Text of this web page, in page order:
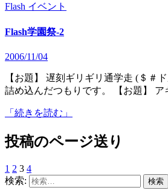
Flash イベント
Flash学園祭-2
2006/11/04
【お題】 遅刻ギリギリ通学走 (＄＃ドルシャープ) 【お題】 bullying (クオッチ・ウォッチ) やりたい、伝えたい事を全て
詰め込んだつもりです。 【お題】 ア
「続きを読む」
投稿のページ送り
1 2 3 4
検索: